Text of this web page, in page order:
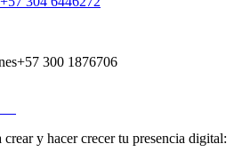
+57 300 1876706
y hacer crecer tu presencia digital: